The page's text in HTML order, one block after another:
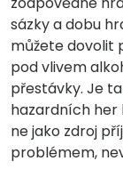
sázky a dobu
můžete dovolit
pod vlivem
přestávky. Je
hazardních her
ne jako zdroj
problémem,